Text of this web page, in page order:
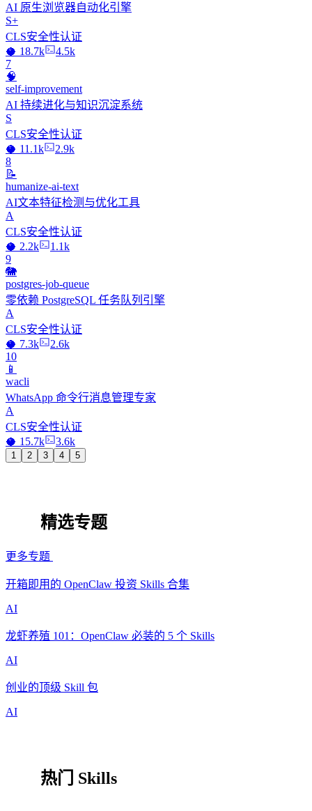
AI 原生浏览器自动化引擎
S+
CLS安全性认证
🥥 18.7k
4.5k
7
🧠
self-improvement
AI 持续进化与知识沉淀系统
S
CLS安全性认证
🥥 11.1k
2.9k
8
📝
humanize-ai-text
AI文本特征检测与优化工具
A
CLS安全性认证
🥥 2.2k
1.1k
9
🐘
postgres-job-queue
零依赖 PostgreSQL 任务队列引擎
A
CLS安全性认证
🥥 7.3k
2.6k
10
📱
wacli
WhatsApp 命令行消息管理专家
A
CLS安全性认证
🥥 15.7k
3.6k
1 2 3 4 5
精选专题
更多专题
开箱即用的 OpenClaw 投资 Skills 合集
AI
龙虾养殖 101：OpenClaw 必装的 5 个 Skills
AI
创业的顶级 Skill 包
AI
热门 Skills